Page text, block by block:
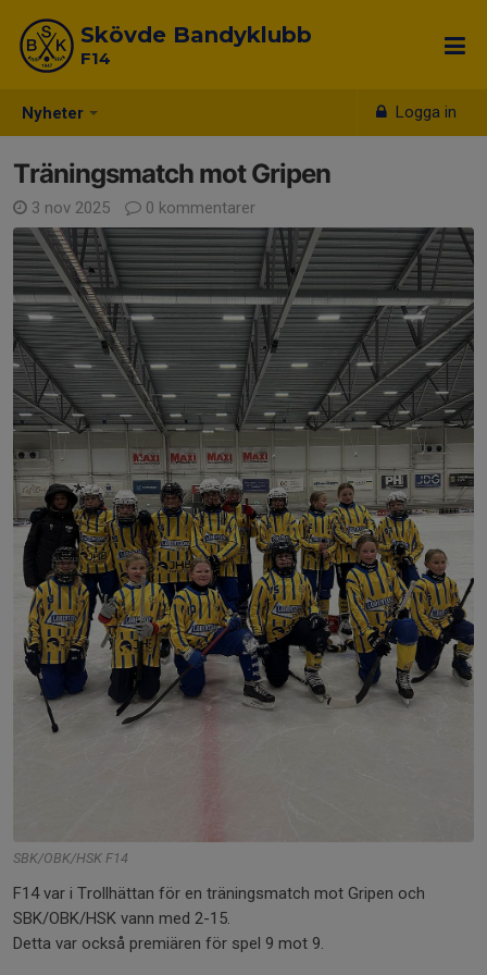
Nyheter Logga in
Skövde Bandyklubb
F14
Träningsmatch mot Gripen
3 nov 2025 0 kommentarer
SBK/OBK/HSK F14
F14 var i Trollhättan för en träningsmatch mot Gripen och
SBK/OBK/HSK vann med 2-15.
Detta var också premiären för spel 9 mot 9.